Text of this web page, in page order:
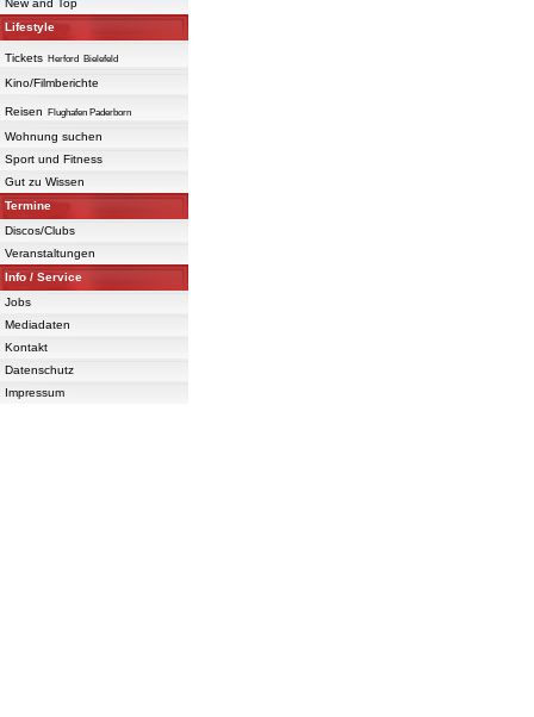
New and Top
Lifestyle
Tickets Herford Bielefeld
Kino/Filmberichte
Reisen Flughafen Paderborn
Wohnung suchen
Sport und Fitness
Gut zu Wissen
Termine
Discos/Clubs
Veranstaltungen
Info / Service
Jobs
Mediadaten
Kontakt
Datenschutz
Impressum